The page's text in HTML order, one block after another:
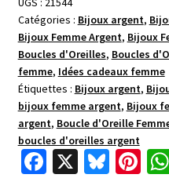
Catégories : Bijoux argent,
Bijoux Femme Argent, Bijoux
Boucles d'Oreilles, Boucles
femme, Idées cadeaux femme
Étiquettes : Bijoux argent,
bijoux femme argent, Bijoux
argent, Boucle d'Oreille
boucles d'oreilles argent
Fa X Bl Pi